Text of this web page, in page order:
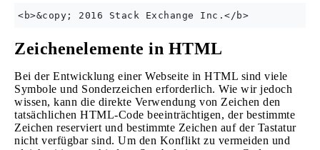
Zeichenelemente in HTML
Bei der Entwicklung einer Webseite in HTML sind viele
Symbole und Sonderzeichen erforderlich. Wie wir jedoch
wissen, kann die direkte Verwendung von Zeichen den
tatsächlichen HTML-Code beeinträchtigen, der bestimmte
Zeichen reserviert und bestimmte Zeichen auf der Tastatur
nicht verfügbar sind. Um den Konflikt zu vermeiden und